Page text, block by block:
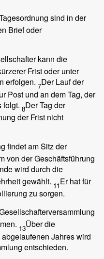
sind in der
Brief oder
kann die
Frist oder unter
erfolgen. 7Der Lauf der
Post und an dem Tag, der
folgt. 8Der Tag der
der Frist nicht
findet am Sitz der
von der Geschäftsführung
wird durch die
gewählt. 11Er hat für
zu sorgen.
13Über die
Jahres wird
entschieden.